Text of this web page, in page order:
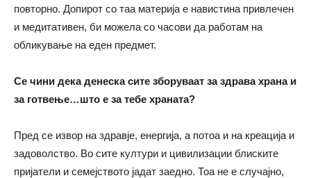
повторно. Допирот со таа материја е навистина привлечен
и медитативен, би можела со часови да работам на
обликување на еден предмет.
Се чини дека денеска сите зборуваат за здрава храна и
за готвење…што е за тебе храната?
Пред се извор на здравје, енергија, а потоа и на креација и
задоволство. Во сите култури и цивилизации блиските
пријатели и семејството јадат заедно. Тоа не е случајно,